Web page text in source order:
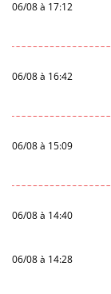
06/08 à 17:12
06/08 à 16:42
06/08 à 15:09
06/08 à 14:40
06/08 à 14:28